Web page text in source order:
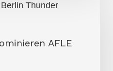
Berlin Thunder
AFLE